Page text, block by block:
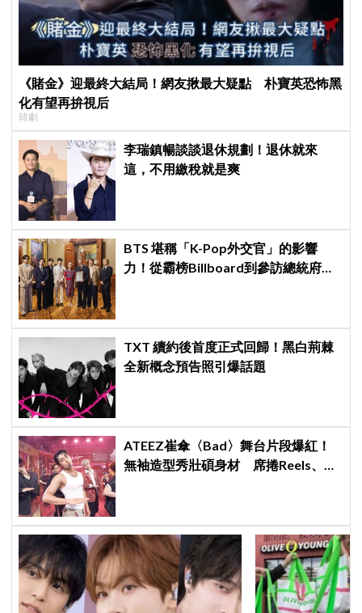
《賭金》迎最終大結局！網友揪最大疑點 朴寶英恐怖黑
化有望再拚視后
韓劇
李瑞鎮暢談談退休規劃！退休就來
這，不用繳稅就是爽
BTS 堪稱「K-Pop外交官」的影響
力！從霸榜Billboard到參訪總統府，
TXT 續約後首度正式回歸！黑白荊棘
全新概念預告照引爆話題
ATEEZ崔傘〈Bad〉舞台片段爆紅！
無袖造型秀壯碩身材 席捲Reels、